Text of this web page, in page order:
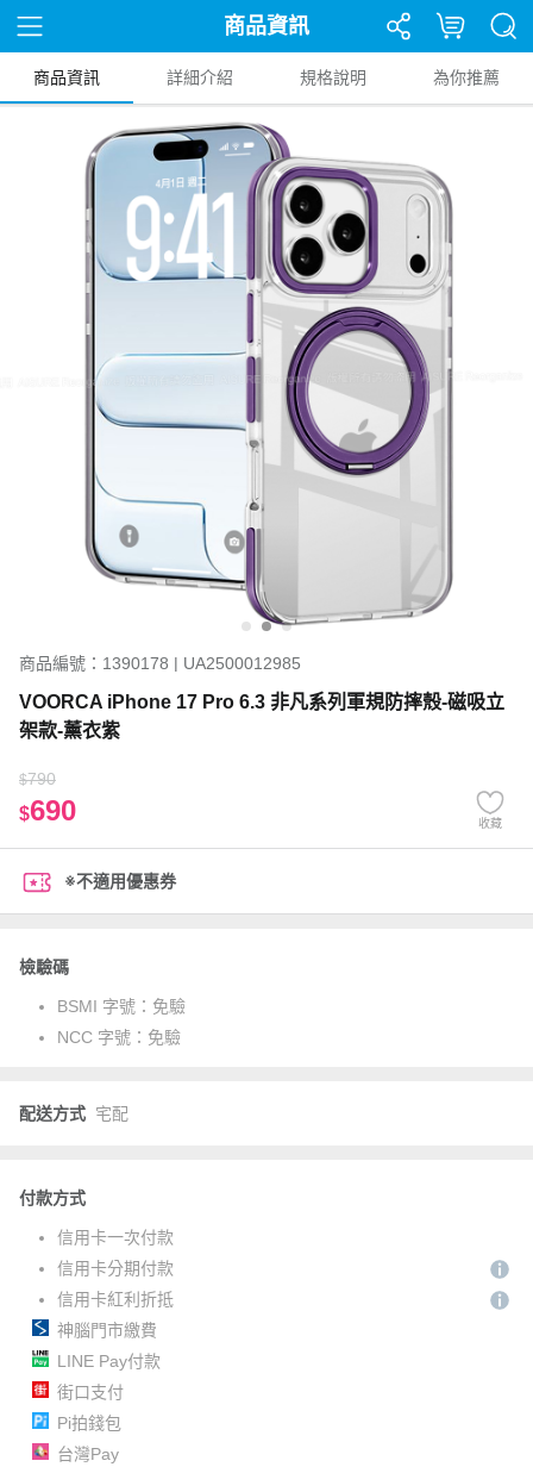
商品資訊
商品資訊 詳細介紹 規格說明 為你推薦
商品編號：1390178 | UA2500012985
VOORCA iPhone 17 Pro 6.3 非凡系列軍規防摔殼-磁吸立
架款-薰衣紫
$790
$690 收藏
※不適用優惠券
檢驗碼
BSMI 字號： 免驗
NCC 字號： 免驗
配送方式 宅配
付款方式
信用卡一次付款
信用卡分期付款
信用卡紅利折抵
神腦門市繳費
LINE Pay付款
街口支付
Pi拍錢包
台灣Pay